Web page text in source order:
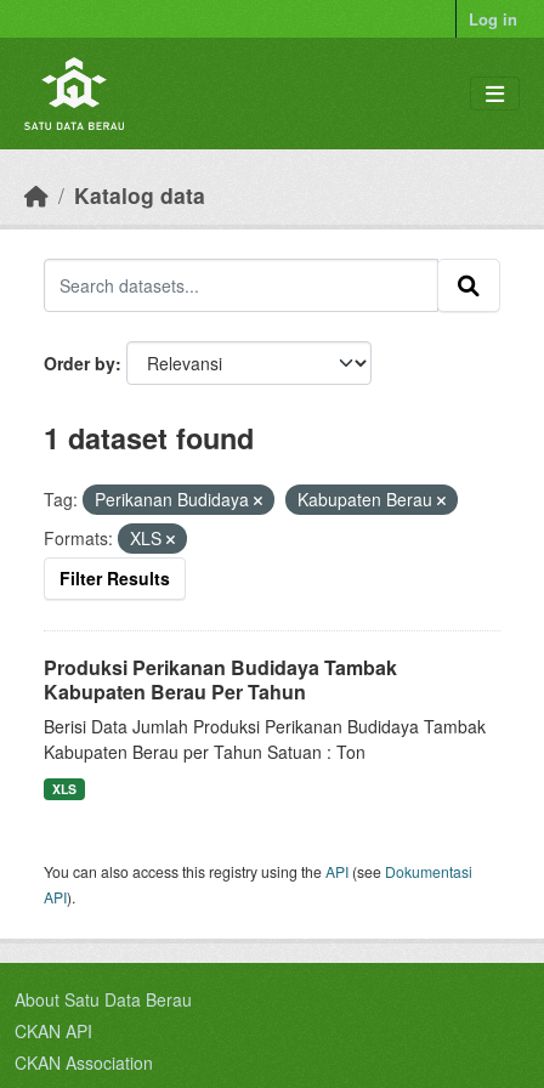
Log in
Katalog data
Order by
1 dataset found
Tag: Perikanan Budidaya
Kabupaten Berau
Formats:
XLS
Filter Results
Produksi Perikanan Budidaya Tambak
Kabupaten Berau Per Tahun
Berisi Data Jumlah Produksi Perikanan Budidaya Tambak
Kabupaten Berau per Tahun Satuan : Ton
XLS
You can also access this registry using theAPI (see Dokumentasi
API).
About Satu Data Berau
CKAN API
CKAN Association